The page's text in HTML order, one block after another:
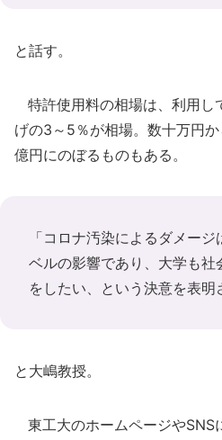
と話す。
特許使用料の相場は、利用し
げの3～5％が相場。数十万円
億円にのぼるものもある。
「コロナ汚染によるダメー
ベルの影響であり、大学も
をしたい、という決意を表明
と大嶋教授。
東工大のホームページやSNS